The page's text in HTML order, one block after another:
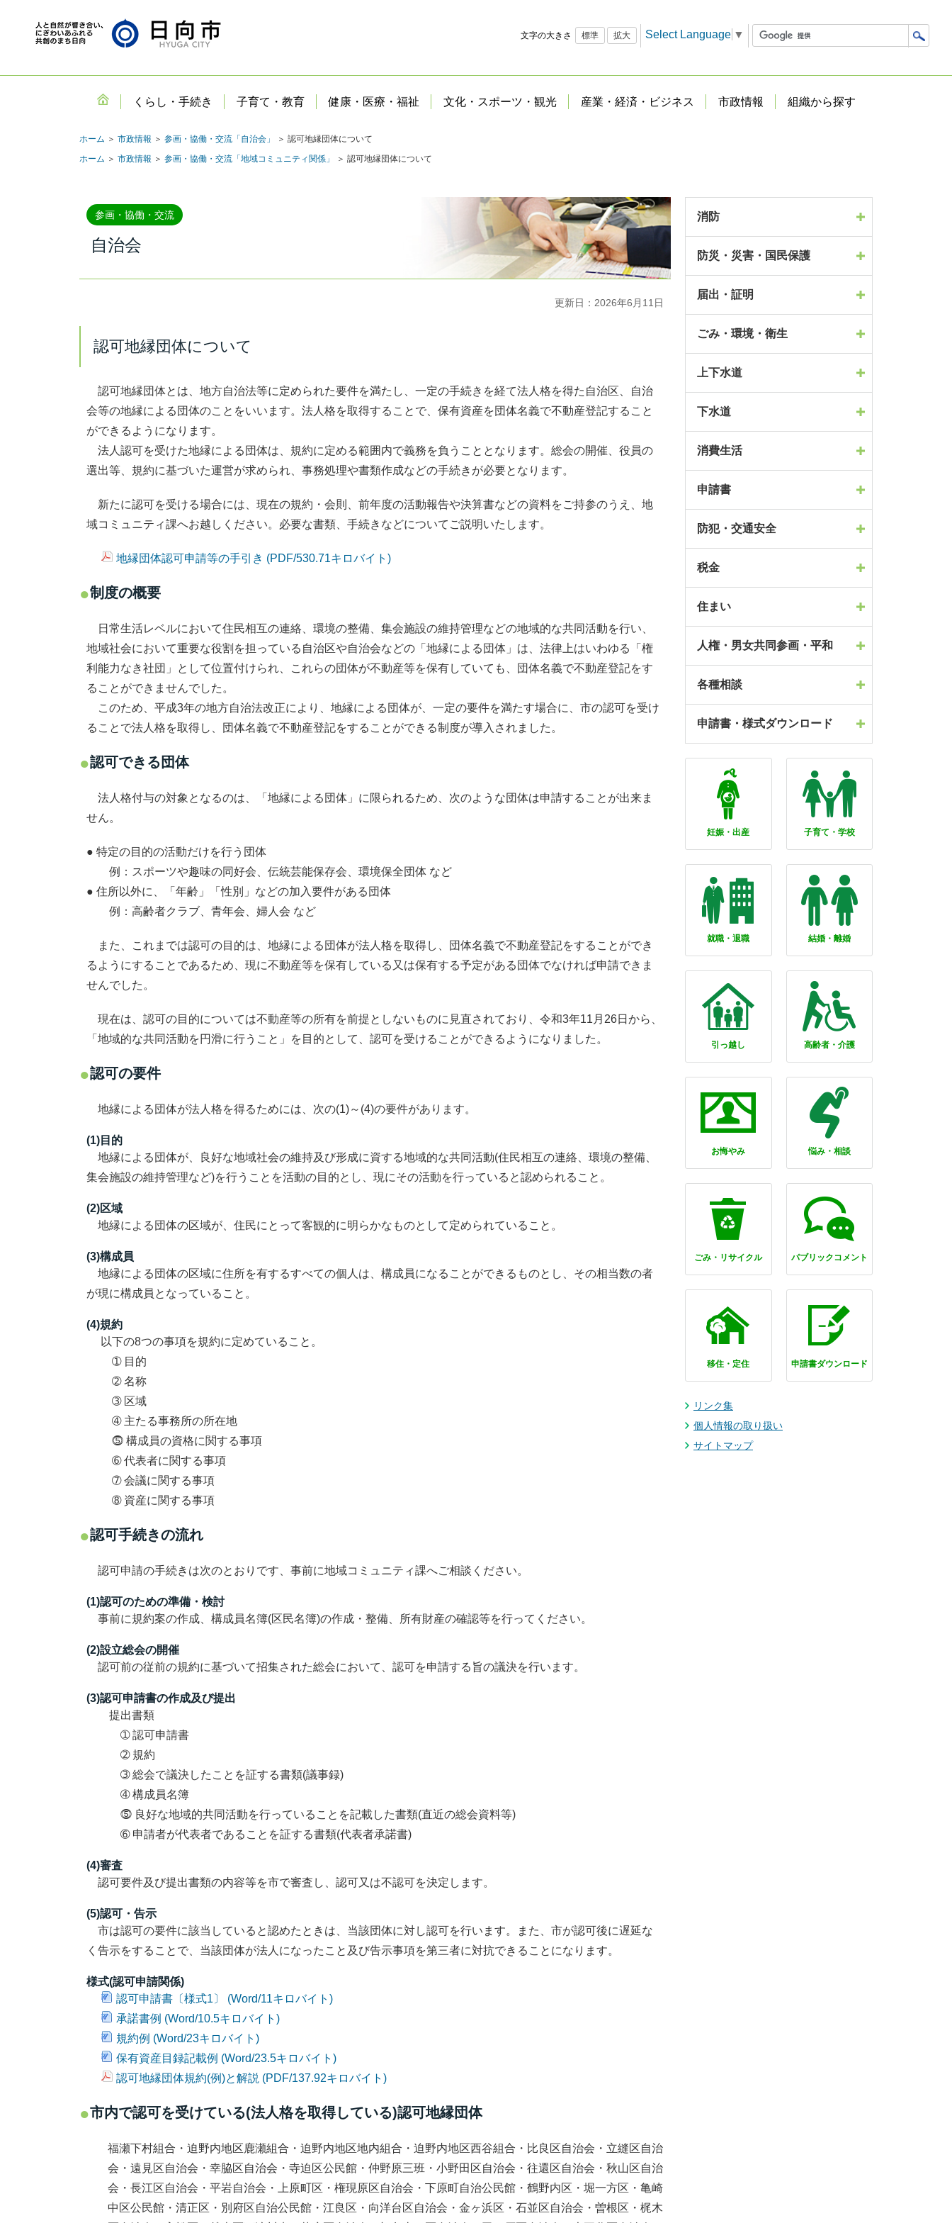
文字の大きさ 標準 拡大 Select Language ▼
くらし・手続き 子育て・教育 健康・医療・福祉 文化・スポーツ・観光 産業・経済・ビジネス 市政情報 組織から探す
ホーム ＞ 市政情報 ＞ 参画・協働・交流「自治会」
＞ 認可地縁団体について
ホーム ＞ 市政情報 ＞ 参画・協働・交流「地域コミュニティ関係」 ＞ 認可地縁団体について
参画・協働・交流
自治会
更新日：2026年6月11日
認可地縁団体について
認可地縁団体とは、地方自治法等に定められた要件を満たし、一定の手続きを経て法人格を得た自治区、自治
会等の地縁による団体のことをいいます。法人格を取得することで、保有資産を団体名義で不動産登記すること
ができるようになります。
法人認可を受けた地縁による団体は、規約に定める範囲内で義務を負うこととなります。総会の開催、役員の
選出等、規約に基づいた運営が求められ、事務処理や書類作成などの手続きが必要となります。
新たに認可を受ける場合には、現在の規約・会則、前年度の活動報告や決算書などの資料をご持参のうえ、 地
域コミュニティ課へお越しください。必要な書類、手続きなどについてご説明いたします。
地縁団体認可申請等の手引き (PDF/530.71キロバイト)
制度の概要
日常生活レベルにおいて住民相互の連絡、環境の整備、集会施設の維持管理などの地域的な共同活動を行い、
地域社会において重要な役割を担っている自治区や自治会などの「地縁による団体」は、法律上はいわゆる「権
利能力なき社団」として位置付けられ、これらの団体が不動産等を保有していても、団体名義で不動産登記をす
ることができませんでした。
このため、平成3年の地方自治法改正により、地縁による団体が、一定の要件を満たす場合に、市の認可を受け
ることで法人格を取得し、団体名義で不動産登記をすることができる制度が導入されました。
認可できる団体
法人格付与の対象となるのは、「地縁による団体」に限られるため、次のような団体は申請することが出来ま
せん。
● 特定の目的の活動だけを行う団体
例：スポーツや趣味の同好会、伝統芸能保存会、環境保全団体 など
● 住所以外に、「年齢」「性別」などの加入要件がある団体
例：高齢者クラブ、青年会、婦人会 など
また、これまでは認可の目的は、地縁による団体が法人格を取得し、団体名義で不動産登記をすることができ
るようにすることであるため、現に不動産等を保有している又は保有する予定がある団体でなければ申請できま
せんでした。
現在は、認可の目的については不動産等の所有を前提としないものに見直されており、令和3年11月26日から、
「地域的な共同活動を円滑に行うこと」を目的として、認可を受けることができるようになりました。
認可の要件
地縁による団体が法人格を得るためには、次の(1)～(4)の要件があります。
(1)目的
地縁による団体が、良好な地域社会の維持及び形成に資する地域的な共同活動(住民相互の連絡、環境の整備、
集会施設の維持管理など)を行うことを活動の目的とし、現にその活動を行っていると認められること。
(2)区域
地縁による団体の区域が、住民にとって客観的に明らかなものとして定められていること。
(3)構成員
地縁による団体の区域に住所を有するすべての個人は、構成員になることができるものとし、その相当数の者
が現に構成員となっていること。
(4)規約
以下の8つの事項を規約に定めていること。
➀ 目的
➁ 名称
➂ 区域
➃ 主たる事務所の所在地
⓹ 構成員の資格に関する事項
➅ 代表者に関する事項
➆ 会議に関する事項
➇ 資産に関する事項
認可手続きの流れ
認可申請の手続きは次のとおりです、事前に地域コミュニティ課へご相談ください。
(1)認可のための準備・検討
事前に規約案の作成、構成員名簿(区民名簿)の作成・整備、所有財産の確認等を行ってください。
(2)設立総会の開催
認可前の従前の規約に基づいて招集された総会において、認可を申請する旨の議決を行います。
(3)認可申請書の作成及び提出
提出書類
➀認可申請書
➁規約
➂総会で議決したことを証する書類(議事録)
➃構成員名簿
⓹ 良好な地域的共同活動を行っていることを記載した書類(直近の総会資料等)
➅申請者が代表者であることを証する書類(代表者承諾書)
(4)審査
認可要件及び提出書類の内容等を市で審査し、認可又は不認可を決定します。
(5)認可・告示
市は認可の要件に該当していると認めたときは、当該団体に対し認可を行います。また、市が認可後に遅延な
く告示をすることで、当該団体が法人になったこと及び告示事項を第三者に対抗できることになります。
様式(認可申請関係)
認可申請書〔様式1〕 (Word/11キロバイト)
承諾書例 (Word/10.5キロバイト)
規約例 (Word/23キロバイト)
保有資産目録記載例 (Word/23.5キロバイト)
認可地縁団体規約(例)と解説 (PDF/137.92キロバイト)
市内で認可を受けている(法人格を取得している)認可地縁団体
福瀬下村組合・迫野内地区鹿瀬組合・迫野内地区地内組合・ 迫野内地区西谷組合・比良区自治会・立縫区自治
会・遠見区自治会・幸脇区自治会・寺迫区公民館・仲野原三班・小野田区自治会・往還区自治会・秋山区自治
会・長江区自治会・平岩自治会・上原町区・権現原区自治会・下原町自治公民館・鶴野内区・堀一方区・亀崎
中区公民館・清正区・別府区自治公民館・江良区・向洋台区自治会・金ヶ浜区・石並区自治会・曽根区・梶木
消防
防災・災害・国民保護
届出・証明
ごみ・環境・衛生
上下水道
下水道
消費生活
申請書
防犯・交通安全
税金
住まい
人権・男女共同参画・平和
各種相談
申請書・様式ダウンロード
妊娠・出産 子育て・学校
就職・退職 結婚・離婚
引っ越し 高齢者・介護
お悔やみ 悩み・相談
ごみ・リサイクル パブリックコメント
移住・定住 申請書ダウンロード
リンク集
個人情報の取り扱い
サイトマップ